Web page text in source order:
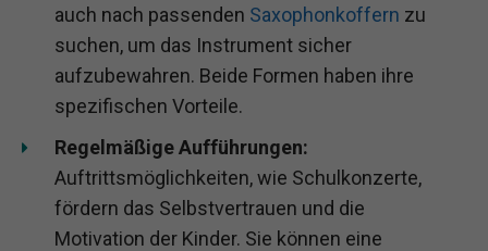
auch nach passenden Saxophonkoffern zu
suchen, um das Instrument sicher
aufzubewahren. Beide Formen haben ihre
spezifischen Vorteile.
Regelmäßige Aufführungen:
Auftrittsmöglichkeiten, wie Schulkonzerte,
fördern das Selbstvertrauen und die
Motivation der Kinder. Sie können eine